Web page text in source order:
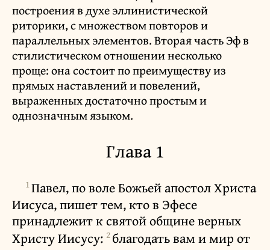
построения в духе эллинистической
риторики, с множеством повторов и
параллельных элементов. Вторая часть Эф в
стилистическом отношении несколько
проще: она состоит по преимуществу из
прямых наставлений и повелений,
выраженных достаточно простым и
однозначным языком.
Глава 1
1Павел, по воле Божьей апостол Христа
Иисуса, пишет тем, кто в Эфесе
принадлежит к святой общине верных
Христу Иисусу: 2благодать вам и мир от